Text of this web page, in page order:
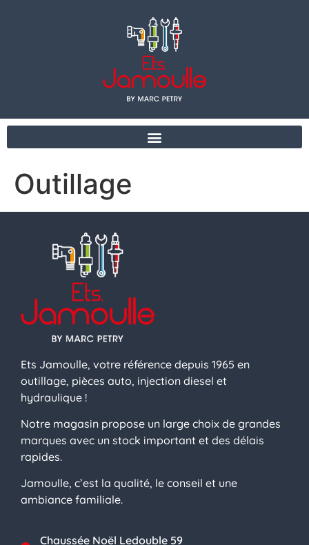
Outillage
Ets Jamoulle, votre référence depuis 1965 en
outillage, pièces auto, injection diesel et
hydraulique !
Notre magasin propose un large choix de grandes
marques avec un stock important et des délais
rapides.
Jamoulle, c’est la qualité, le conseil et une
ambiance familiale.
Chaussée Noël Ledouble 59